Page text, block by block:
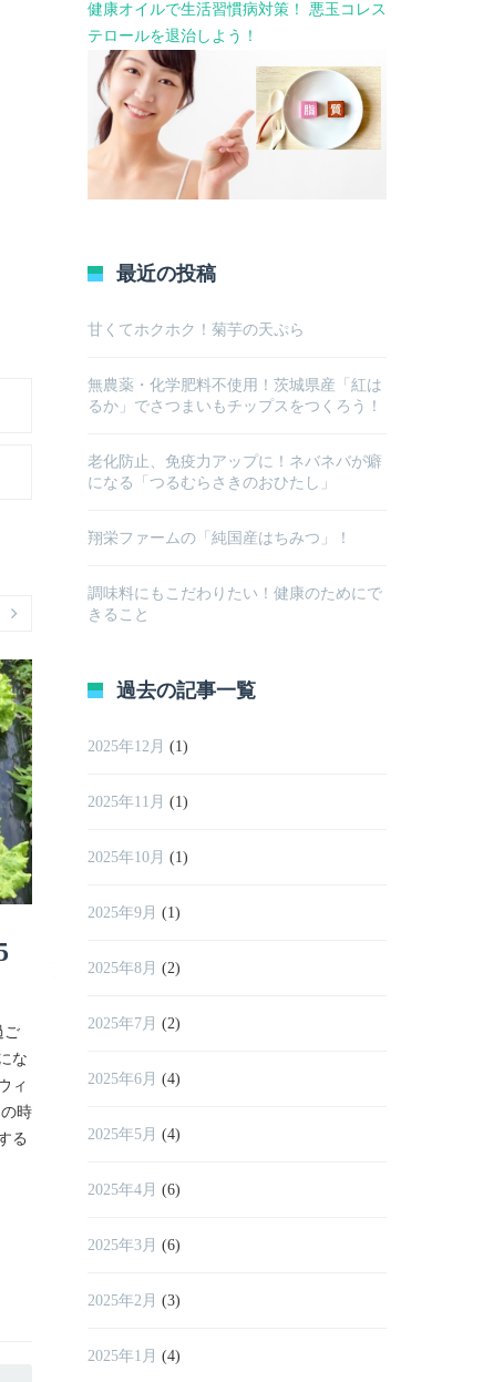
ご
な
ィ
時
る
年4月号
いよいよ春本番！待ちに待った桜も満開、
目がかゆくなったり、鼻水が止まらなくな
豊富でみずみずしい春野菜、そして新しい
健康オイルで生活習慣病対策！ 悪玉コレス
テロールを退治しよう！
最近の投稿
甘くてホクホク！菊芋の天ぷら
無農薬・化学肥料不使用！茨城県産「紅は
るか」でさつまいもチップスをつくろう！
老化防止、免疫力アップに！ネバネバが癖
になる「つるむらさきのおひたし」
翔栄ファームの「純国産はちみつ」！
調味料にもこだわりたい！健康のためにで
きること
過去の記事一覧
2025年12月 (1)
2025年11月 (1)
2025年10月 (1)
2025年9月 (1)
2025年8月 (2)
2025年7月 (2)
2025年6月 (4)
2025年5月 (4)
2025年4月 (6)
2025年3月 (6)
2025年2月 (3)
2025年1月 (4)